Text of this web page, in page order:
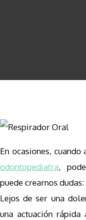
En ocasiones,
odontopediatra,
puede crearnos dudas:
Lejos de ser una
una actuación